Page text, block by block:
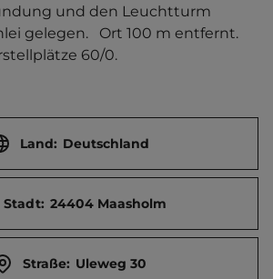
und den Leuchtturm
gelegen.   Ort 100 m entfernt.
60/0.
Land: Deutschland
Stadt: 24404 Maasholm
Straße: Uleweg 30